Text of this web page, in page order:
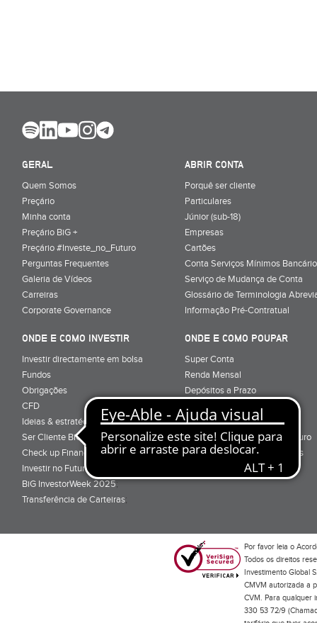
GERAL
Quem Somos
Preçário
Minha conta
Preçário BiG +
Preçário #Investe_no_Futuro
Perguntas Frequentes
Galeria de Vídeos
Carreiras
Corporate Governance
ABRIR CONTA
Porquê ser cliente
Particulares
Júnior (sub-18)
Empresas
Cartões
Conta Serviços Mínimos
Serviço de Mudança de Conta
Glossário de Terminologia
Informação Pré-Contratual
ONDE E COMO INVESTIR
Investir directamente em bolsa
Fundos
Obrigações
CFD
Ideias & estratégias para investir
Ser Cliente BiG
Check up Financeiro
Investir no Futuro
BiG InvestorWeek 2025;
Transferência de Carteiras;
ONDE E COMO POUPAR
Super Conta
Renda Mensal
Depósitos a Prazo
Super Depósito
Conta Poupança BiG Aforro
Certificados de Aforro e Tesouro
Direitos e Deveres - Depósitos
Por favor leia o
Todos os direitos
Investimento Global
CMVM autorizada a
CVM. Para qualquer
330 53 72/9